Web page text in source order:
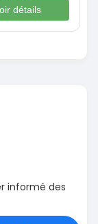
détails
informé des